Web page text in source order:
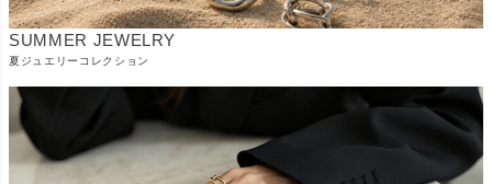
SUMMER JEWELRY
夏ジュエリーコレクション